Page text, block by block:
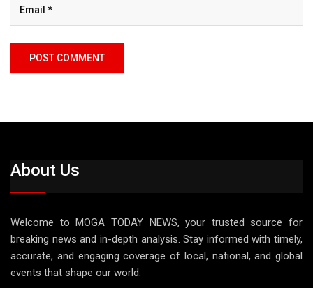
About Us
Welcome to MOGA TODAY NEWS, your trusted source for
breaking news and in-depth analysis. Stay informed with timely,
accurate, and engaging coverage of local, national, and global
events that shape our world.